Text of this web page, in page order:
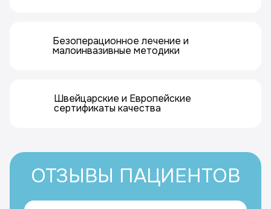
Безоперационное лечение и
малоинвазивные методики
Швейцарские и Европейские
сертификаты качества
ОТЗЫВЫ ПАЦИЕНТОВ